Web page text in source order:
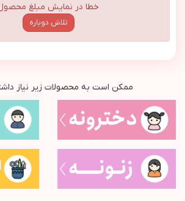
خطا در نمایش مبلغ
تلاش دوباره
ممکن است به محصولات زیر نیاز